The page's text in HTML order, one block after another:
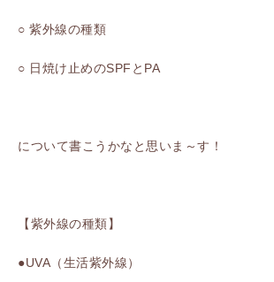
○ 紫外線の種類
○ 日焼け止めのSPFとPA
について書こうかなと思いま～す！
【紫外線の種類】
●UVA（生活紫外線）